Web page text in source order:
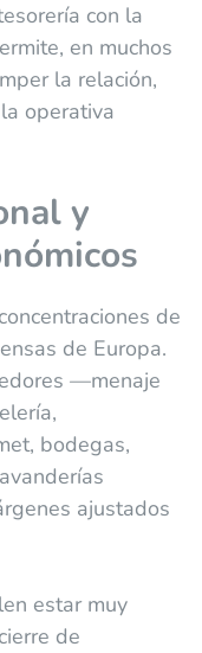
con la
en muchos
la relación,
operativa
y
de
de Europa.
—menaje
bodegas,
ajustados
estar muy
de